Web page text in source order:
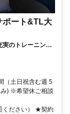
ポート&TL大
のトレーニング
（土日祝含む週 5
み) ※希望休ご相談
ください） ★契約